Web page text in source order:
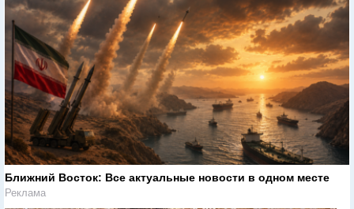
Ближний Восток: Все актуальные новости в одном месте
Реклама